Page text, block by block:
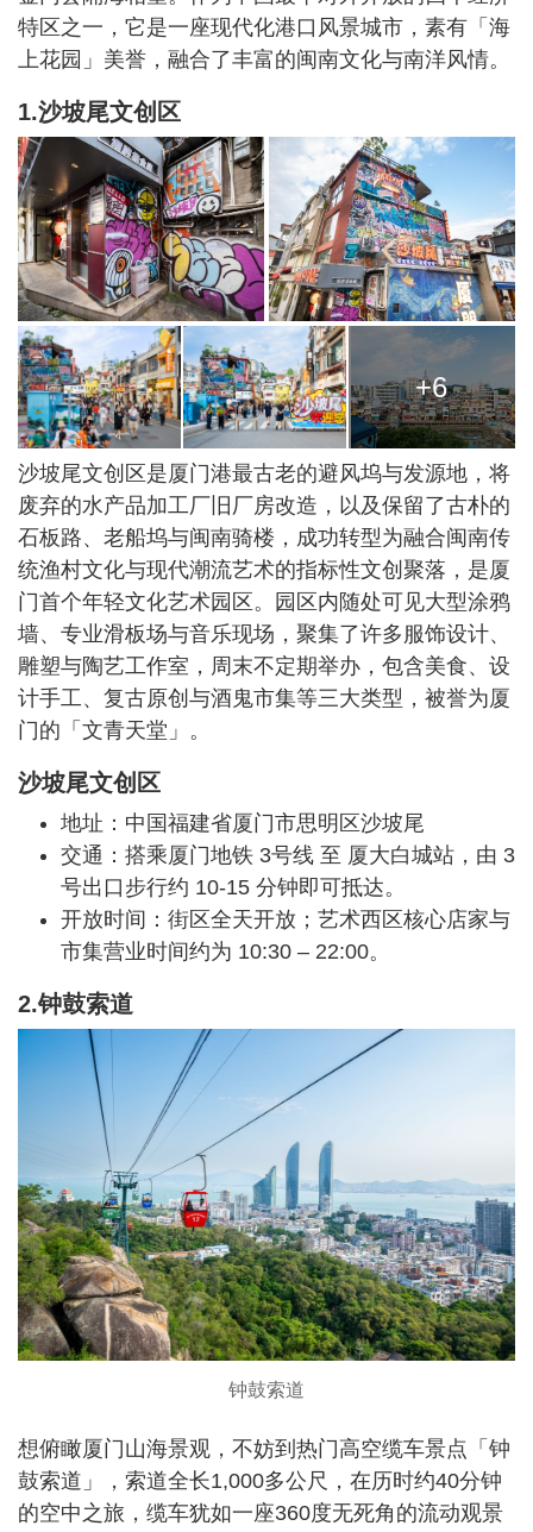
特区之一，它是一座现代化港口风景城市，素有「海
上花园」美誉，融合了丰富的闽南文化与南洋风情。
1.沙坡尾文创区
+6
沙坡尾文创区是厦门港最古老的避风坞与发源地，将
废弃的水产品加工厂旧厂房改造，以及保留了古朴的
石板路、老船坞与闽南骑楼，成功转型为融合闽南传
统渔村文化与现代潮流艺术的指标性文创聚落，是厦
门首个年轻文化艺术园区。园区内随处可见大型涂鸦
墙、专业滑板场与音乐现场，聚集了许多服饰设计、
雕塑与陶艺工作室，周末不定期举办，包含美食、设
计手工、复古原创与酒鬼市集等三大类型，被誉为厦
门的「文青天堂」。
沙坡尾文创区
地址：中国福建省厦门市思明区沙坡尾
交通：搭乘厦门地铁 3号线 至 厦大白城站，由 3
号出口步行约 10-15 分钟即可抵达。
开放时间：街区全天开放；艺术西区核心店家与
市集营业时间约为 10:30 – 22:00。
2.钟鼓索道
钟鼓索道
想俯瞰厦门山海景观，不妨到热门高空缆车景点「钟
鼓索道」，索道全长1,000多公尺，在历时约40分钟
的空中之旅，缆车犹如一座360度无死角的流动观景